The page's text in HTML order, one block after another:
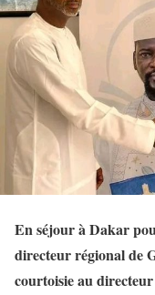
En séjour à Dakar
directeur régional de
courtoisie au